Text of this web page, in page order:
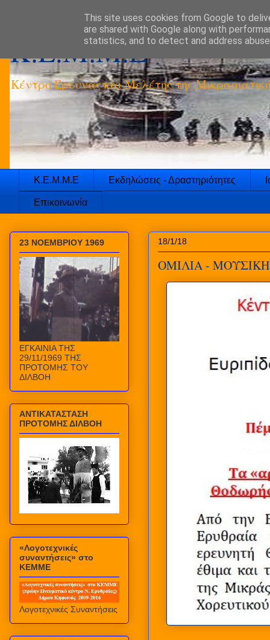
K.E.M.M.E
Κέντρο Έρευνας και Μελέτης της
Κ.Ε.Μ.Μ.Ε Εκδηλώσεις - Δραστηριότητες
Επικοινωνία
18/1/18
ΟΜΙΛΙΑ -
23 ΝΟΕΜΒΡΙΟΥ 1969
ΕΓΚΑΙΝΙΑ ΤΗΣ
29/11/1969 ΤΗΣ
ΠΡΟΤΟΜΗΣ ΤΟΥ
ΔΙΛΒΟΗ
ΑΝΤΙΚΑΤΑΣΤΑΣΗ
ΠΡΟΤΟΜΗΣ ΔΙΛΒΟΗ
«Λογοτεχνικές
συναντήσεις» στο
ΚΕΜΜΕ
Λογοτεχνικές Συναντήσεις
This site uses cookies from Google to
are shared with Google along with
statistics, and to detect and address